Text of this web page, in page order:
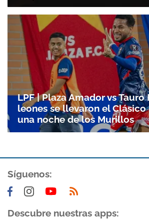
LPF | Plaza Amador vs Tauro
leones se llevaron el
una noche de los Murillos
Síguenos:
Descubre nuestras apps: